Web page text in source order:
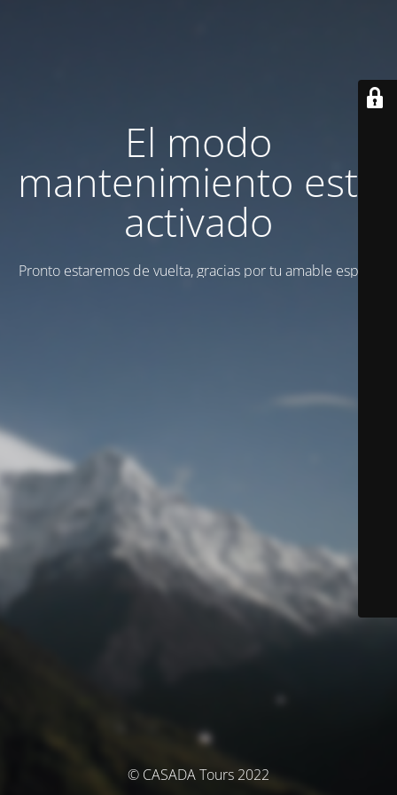
El modo
mantenimiento está
activado
Pronto estaremos de vuelta, gracias por tu amable espera
© CASADA Tours 2022